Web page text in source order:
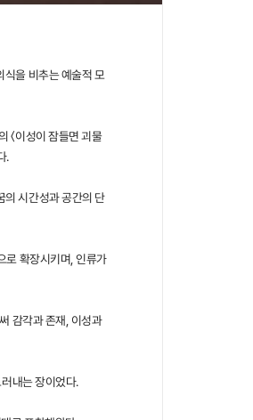
식을 비추는 예술적 모
〈이성이 잠들면 괴물
.
의 시간성과 공간의 단
로 확장시키며, 인류가
감각과 존재, 이성과
내는 장이었다.